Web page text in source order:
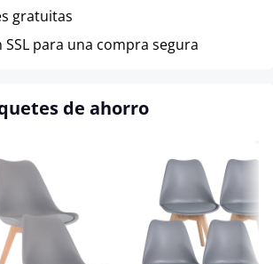
gratuitas
para una compra segura
de ahorro